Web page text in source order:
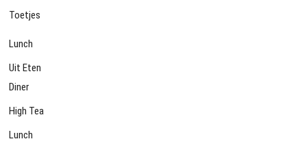
Toetjes
Lunch
Uit Eten
Diner
High Tea
Lunch